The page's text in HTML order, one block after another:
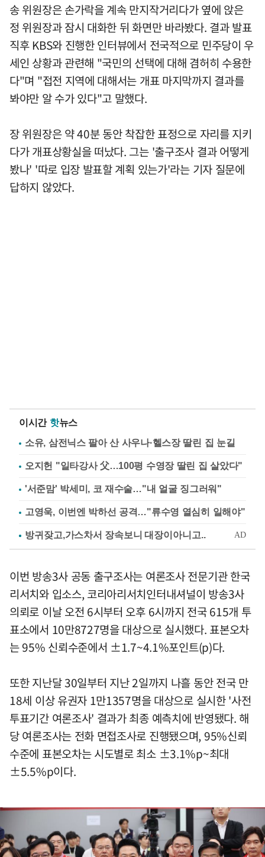
송 위원장은 손가락을 계속 만지작거리다가 옆에 앉은
정 위원장과 잠시 대화한 뒤 화면만 바라봤다. 결과 발표
직후 KBS와 진행한 인터뷰에서 전국적으로 민주당이 우
세인 상황과 관련해 "국민의 선택에 대해 겸허히 수용한
다"며 "접전 지역에 대해서는 개표 마지막까지 결과를
봐야만 알 수가 있다"고 말했다.
장 위원장은 약 40분 동안 착잡한 표정으로 자리를 지키
다가 개표상황실을 떠났다. 그는 '출구조사 결과 어떻게
봤나' '따로 입장 발표할 계획 있는가'라는 기자 질문에
답하지 않았다.
이시간 핫뉴스
소유, 삼전닉스 팔아 산 사우나·헬스장 딸린 집 눈길
오지헌 "일타강사 父…100평 수영장 딸린 집 살았다"
'서준맘' 박세미, 코 재수술…"내 얼굴 징그러워"
고영욱, 이번엔 박하선 공격…"류수영 열심히 일해야"
이번 방송3사 공동 출구조사는 여론조사 전문기관 한국
리서치와 입소스, 코리아리서치인터내셔널이 방송3사
의뢰로 이날 오전 6시부터 오후 6시까지 전국 615개 투
표소에서 10만8727명을 대상으로 실시했다. 표본오차
는 95% 신뢰수준에서 ±1.7~4.1%포인트(p)다.
또한 지난달 30일부터 지난 2일까지 나흘 동안 전국 만
18세 이상 유권자 1만1357명을 대상으로 실시한 '사전
투표기간 여론조사' 결과가 최종 예측치에 반영됐다. 해
당 여론조사는 전화 면접조사로 진행됐으며, 95%신뢰
수준에 표본오차는 시도별로 최소 ±3.1%p~최대
±5.5%p이다.